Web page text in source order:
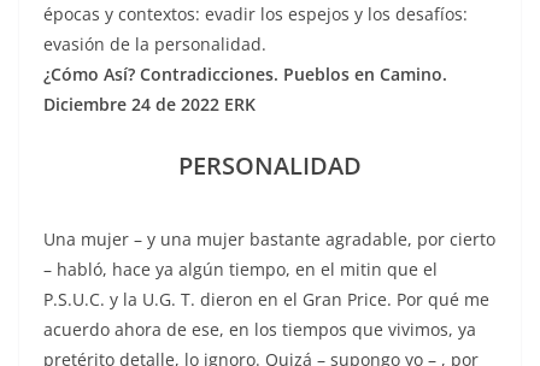
épocas y contextos: evadir los espejos y los desafíos:
evasión de la personalidad.
¿Cómo Así? Contradicciones. Pueblos en Camino.
Diciembre 24 de 2022 ERK
PERSONALIDAD
Una mujer – y una mujer bastante agradable, por cierto
– habló, hace ya algún tiempo, en el mitin que el
P.S.U.C. y la U.G. T. dieron en el Gran Price. Por qué me
acuerdo ahora de ese, en los tiempos que vivimos, ya
pretérito detalle, lo ignoro. Quizá – supongo yo – , por